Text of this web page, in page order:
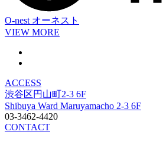
O-nest オーネスト
VIEW MORE
ACCESS
渋谷区円山町2-3 6F
Shibuya Ward Maruyamacho 2-3 6F
03-3462-4420
CONTACT